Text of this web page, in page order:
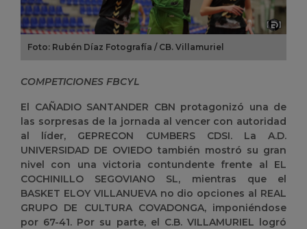
Foto: Rubén Díaz Fotografía / CB. Villamuriel
COMPETICIONES FBCYL
El CAÑADIO SANTANDER CBN protagonizó una de
las sorpresas de la jornada al vencer con autoridad
al líder, GEPRECON CUMBERS CDSI. La A.D.
UNIVERSIDAD DE OVIEDO también mostró su gran
nivel con una victoria contundente frente al EL
COCHINILLO SEGOVIANO SL, mientras que el
BASKET ELOY VILLANUEVA no dio opciones al REAL
GRUPO DE CULTURA COVADONGA, imponiéndose
por 67-41. Por su parte, el C.B. VILLAMURIEL logró